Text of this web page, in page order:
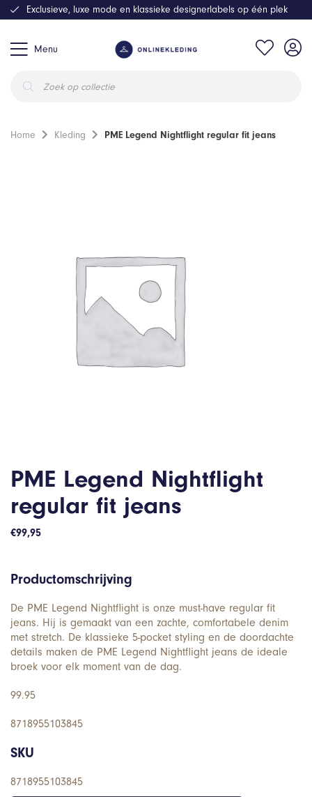
Menu
zoeken
Exclusieve, luxe mode en klassieke designerlabels op één plek
Home Kleding PME Legend Nightflight regular fit jeans
PME Legend Nightflight
regular fit jeans
€99,95
Productomschrijving
De PME Legend Nightflight is onze must-have regular fit
jeans. Hij is gemaakt van een zachte, comfortabele denim
met stretch. De klassieke 5-pocket styling en de doordachte
details maken de PME Legend Nightflight jeans de ideale
broek voor elk moment van de dag.
99.95
8718955103845
SKU
8718955103845